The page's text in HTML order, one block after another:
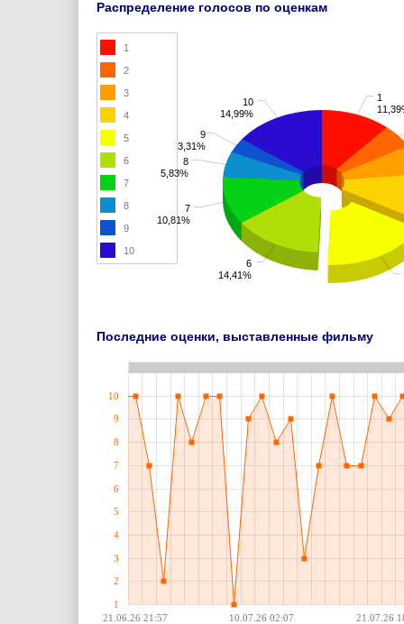
Распределение голосов по оценкам
10
14,99%
9
3,31%
8
5,83%
7
10,81%
6
14,41%
1
1
2
3
4
5
6
7
8
9
10
Последние оценки, выставленные фильму
21.06.26 21:57 10.07.26 02:07 21.07.26
1
2
3
4
5
6
7
8
9
10